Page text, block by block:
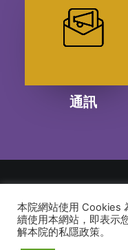
通訊
© 2026 建道神學院
本院網站使用 Cookies
續使用本網站，即表示
解本院的私隱政策。